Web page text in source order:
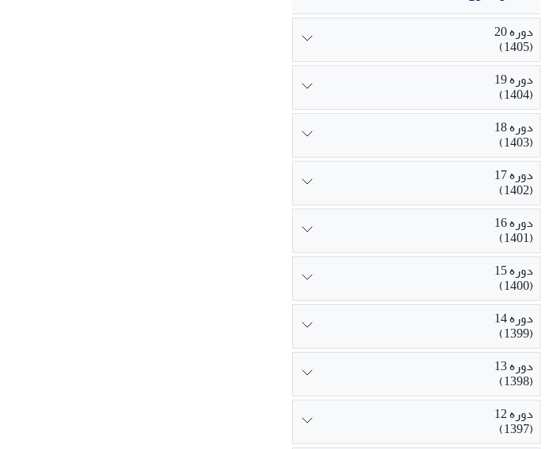
دوره 20
(1405)
دوره 19
(1404)
دوره 18
(1403)
دوره 17
(1402)
دوره 16
(1401)
دوره 15
(1400)
دوره 14
(1399)
دوره 13
(1398)
دوره 12
(1397)